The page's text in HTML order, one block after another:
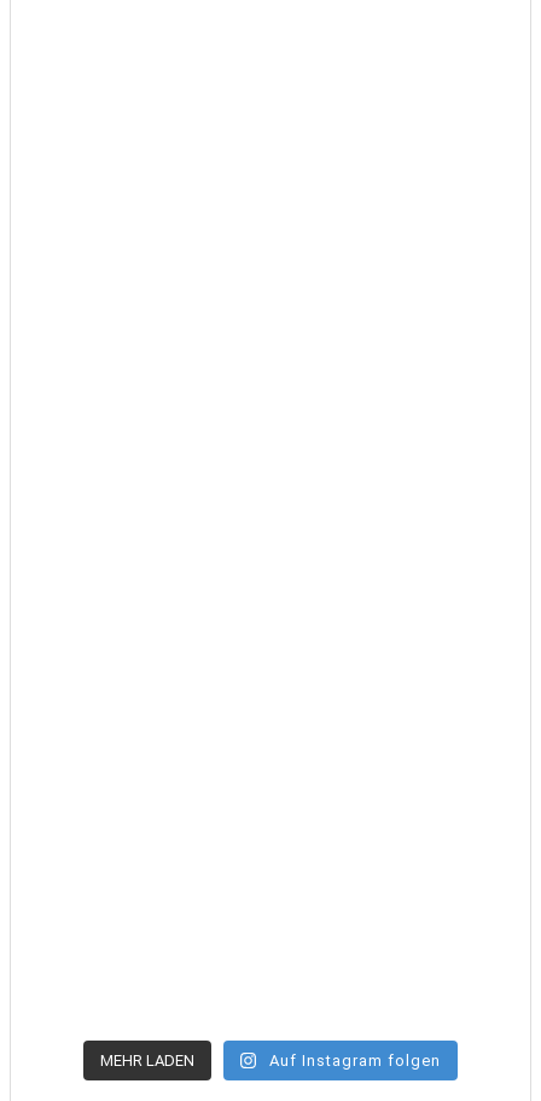
MEHR LADEN Auf Instagram folgen